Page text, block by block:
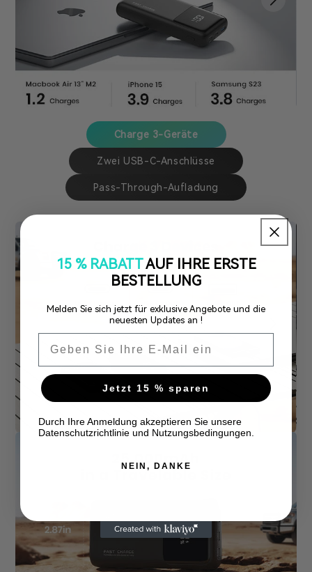
Charge 3-Geräte
Zwei USB-C-Anschlüsse
Pass-Through-Aufladung
15 % RABATTAUF IHRE ERSTE
BESTELLUNG
Melden Sie sich jetzt für exklusive Angebote und die
neuesten Updates an !
Jetzt 15 % sparen
Durch Ihre Anmeldung akzeptieren Sie unsere
Datenschutzrichtlinie und Nutzungsbedingungen.
NEIN, DANKE